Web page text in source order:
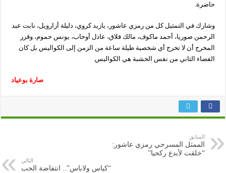
حاضرة.
وشارك في التمثيل كل من رمزي عاشور، يازيد كروي، دليلة أزارويل، نابت عبد
الرحمن صوريا، أحمد ماكوف، مالك فلاق، عادل أوحاب، يونس حموم، وقرر
المخرج أن لا تخرج أي شخصية طيلة ساعة من الزمن إلى الكواليس بل كان
الفضاء الثاني من نفس الخشبة هي الكواليس.
صارة بوعياد
السابق
الممثل المسرحي رمزي عاشور:
“خلقت لأبدع ركحيا”
التالي
“كياس ولاباس”.. انتفاضة الحب